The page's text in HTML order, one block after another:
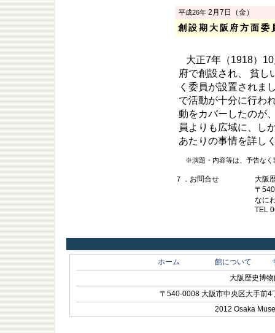
平成26年 2月7日（金）
創設期大阪府方面委
大正7年（1918）
府で創設され、 貧し
く委員が設置されま
で活動が十分に行わ
動をカバーしたのが
員よりも広域に、し
あたりの事情を詳し
※演題・内容等は、予告なく
７． お問合せ
大阪
〒
なに
TEL
ホーム 館について
大阪歴史博
〒540-0008 大阪市中央区大手
2012 Osaka